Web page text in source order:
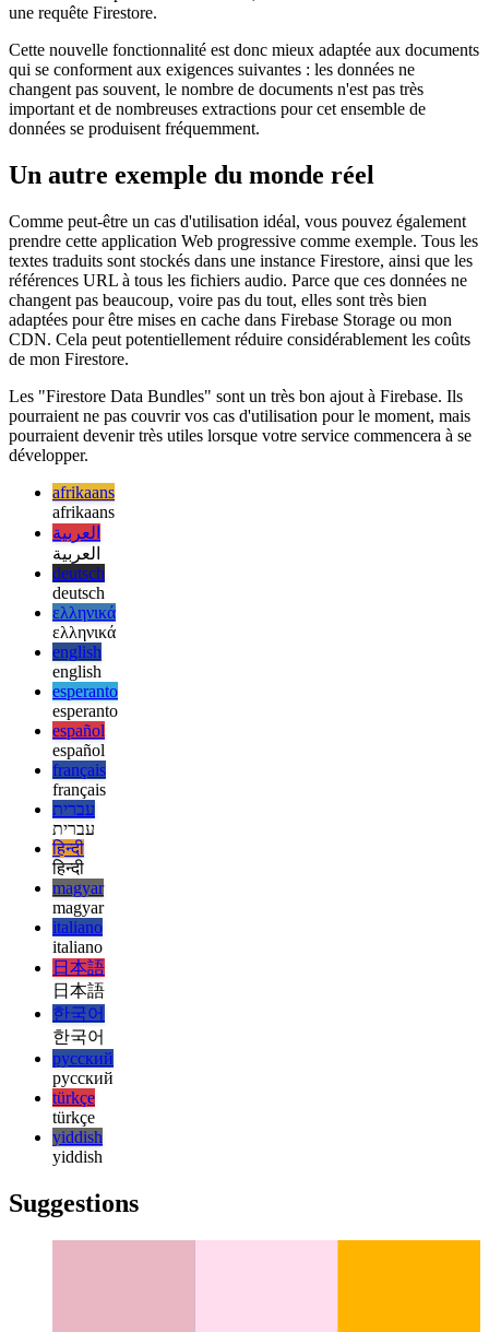
données, vous pouvez désormais utiliser des « ensembles de
données Firestore » pour charger ces valeurs en tant que document
mis en cache à partir de votre CDN, évitant ainsi les coûts associés à
une requête Firestore.
Cette nouvelle fonctionnalité est donc mieux adaptée aux documents
qui se conforment aux exigences suivantes : les données ne
changent pas souvent, le nombre de documents n'est pas très
important et de nombreuses extractions pour cet ensemble de
données se produisent fréquemment.
Un autre exemple du monde réel
Comme peut-être un cas d'utilisation idéal, vous pouvez également
prendre cette application Web progressive comme exemple. Tous les
textes traduits sont stockés dans une instance Firestore, ainsi que les
références URL à tous les fichiers audio. Parce que ces données ne
changent pas beaucoup, voire pas du tout, elles sont très bien
CDN. Cela peut potentiellement réduire considérablement les coûts
de mon Firestore.
Les "Firestore Data Bundles" sont un très bon ajout à Firebase. Ils
pourraient ne pas couvrir vos cas d'utilisation pour le moment, mais
pourraient devenir très utiles lorsque votre service commencera à se
développer.
afrikaans
afrikaans
العربية
العربية
deutsch
deutsch
ελληνικά
ελληνικά
english
english
esperanto
esperanto
español
español
français
français
עברית
עברית
हिन्दी
हिन्दी
magyar
magyar
italiano
italiano
日本語
日本語
한국어
한국어
русский
русский
türkçe
türkçe
yiddish
yiddish